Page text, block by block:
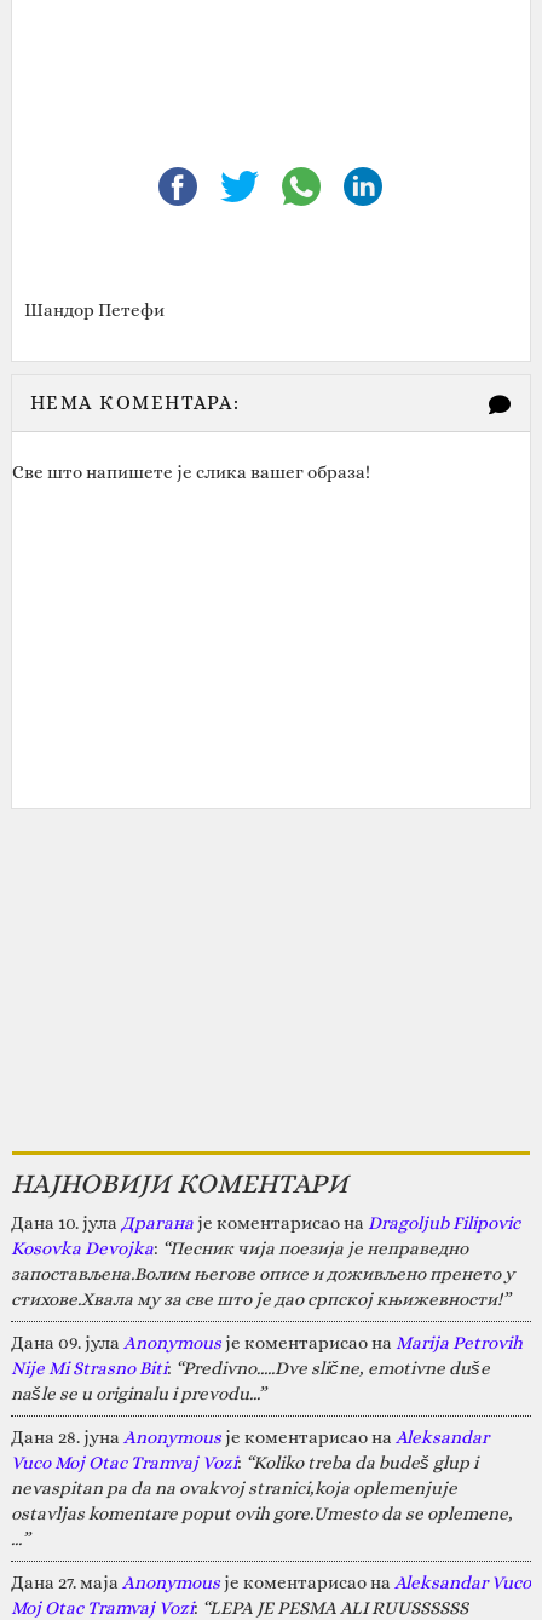
Шандор Петефи‎
НЕМА КОМЕНТАРА:
Све што напишете је слика вашег образа!
НАЈНОВИЈИ КОМЕНТАРИ
Дана 10. јула Драганаје коментарисао на Dragoljub Filipovic
Kosovka Devojka: “Песник чија поезија је неправедно
запостављена.Волим његове описе и доживљено пренето у
стихове.Хвала му за све што је дао српској књижевности!”
Дана 09. јула Anonymousје коментарисао на Marija Petrovih
Nije Mi Strasno Biti: “Predivno.....Dve slične, emotivne duše
našle se u originalu i prevodu...”
Дана 28. јуна Anonymousје коментарисао на Aleksandar
Vuco Moj Otac Tramvaj Vozi: “Koliko treba da budeš glup i
nevaspitan pa da na ovakvoj stranici,koja oplemenjuje
ostavljas komentare poput ovih gore.Umesto da se oplemene,
…”
Дана 27. маја Anonymousје коментарисао на Aleksandar Vuco
Moj Otac Tramvaj Vozi: “LEPA JE PESMA ALI RUUSSSSSS